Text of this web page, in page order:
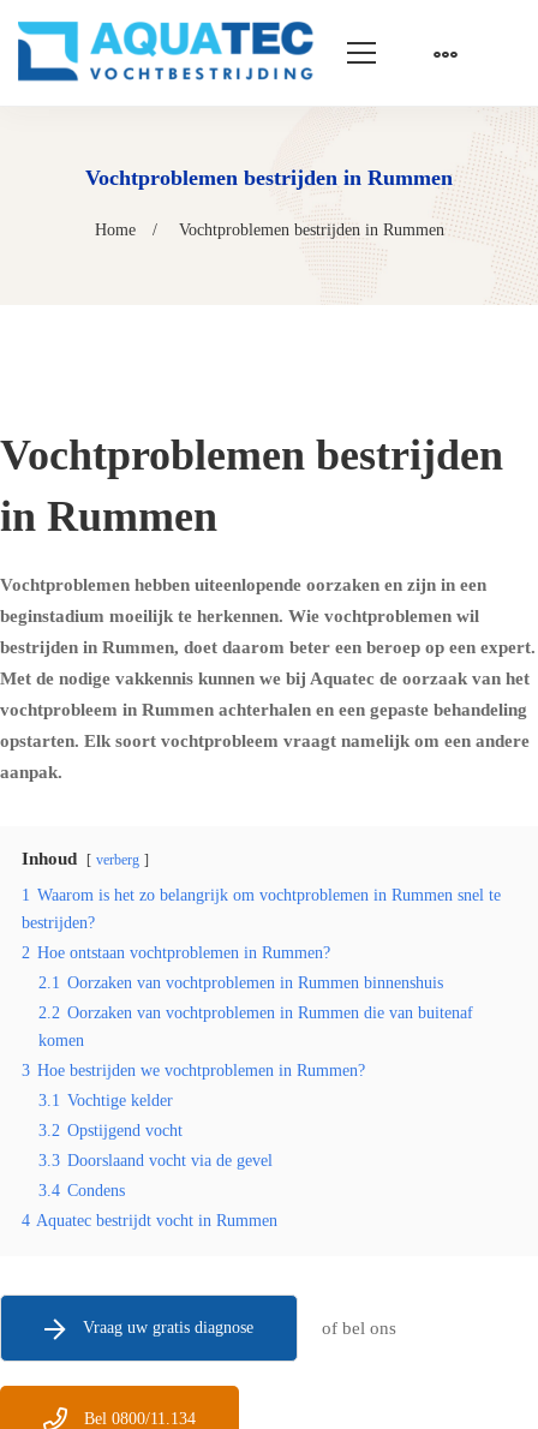
Vochtproblemen bestrijden in Rummen
Home Vochtproblemen bestrijden in Rummen
Vochtproblemen bestrijden
in Rummen
Vochtproblemen hebben uiteenlopende oorzaken en zijn in een
beginstadium moeilijk te herkennen. Wie vochtproblemen wil
bestrijden in Rummen, doet daarom beter een beroep op een expert.
Met de nodige vakkennis kunnen we bij Aquatec de oorzaak van het
vochtprobleem in Rummen achterhalen en een gepaste behandeling
opstarten. Elk soort vochtprobleem vraagt namelijk om een andere
aanpak.
Inhoud verberg
1 Waarom is het zo belangrijk om vochtproblemen in Rummen snel te
bestrijden?
2 Hoe ontstaan vochtproblemen in Rummen?
2.1 Oorzaken van vochtproblemen in Rummen binnenshuis
2.2 Oorzaken van vochtproblemen in Rummen die van buitenaf
komen
3 Hoe bestrijden we vochtproblemen in Rummen?
3.1 Vochtige kelder
3.2 Opstijgend vocht
3.3 Doorslaand vocht via de gevel
3.4 Condens
4 Aquatec bestrijdt vocht in Rummen
Vraag uw gratis diagnose of bel ons
Bel 0800/11.134